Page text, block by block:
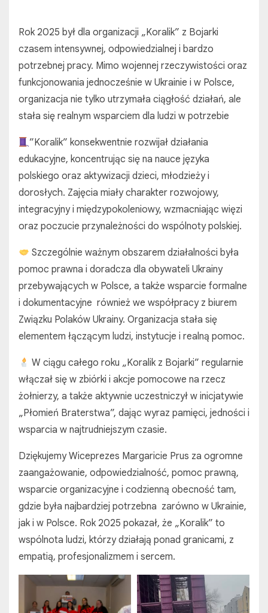
Rok 2025 był dla organizacji „Koralik” z Bojarki
czasem intensywnej, odpowiedzialnej i bardzo
potrzebnej pracy. Mimo wojennej rzeczywistości oraz
funkcjonowania jednocześnie w Ukrainie i w Polsce,
organizacja nie tylko utrzymała ciągłość działań, ale
stała się realnym wsparciem dla ludzi w potrzebie
”Koralik” konsekwentnie rozwijał działania
edukacyjne, koncentrując się na nauce języka
polskiego oraz aktywizacji dzieci, młodzieży i
dorosłych. Zajęcia miały charakter rozwojowy,
integracyjny i międzypokoleniowy, wzmacniając więzi
oraz poczucie przynależności do wspólnoty polskiej.
Szczególnie ważnym obszarem działalności była
pomoc prawna i doradcza dla obywateli Ukrainy
przebywających w Polsce, a także wsparcie formalne
i dokumentacyjne również we współpracy z biurem
Związku Polaków Ukrainy. Organizacja stała się
elementem łączącym ludzi, instytucje i realną pomoc.
W ciągu całego roku „Koralik z Bojarki” regularnie
włączał się w zbiórki i akcje pomocowe na rzecz
żołnierzy, a także aktywnie uczestniczył w inicjatywie
„Płomień Braterstwa”, dając wyraz pamięci, jedności i
wsparcia w najtrudniejszym czasie.
Dziękujemy Wiceprezes Margaricie Prus za ogromne
zaangażowanie, odpowiedzialność, pomoc prawną,
wsparcie organizacyjne i codzienną obecność tam,
gdzie była najbardziej potrzebna zarówno w Ukrainie,
jak i w Polsce. Rok 2025 pokazał, że „Koralik” to
wspólnota ludzi, którzy działają ponad granicami, z
empatią, profesjonalizmem i sercem.